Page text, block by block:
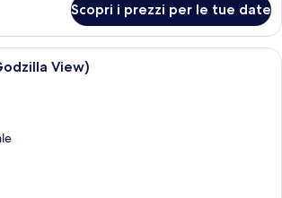
Scopri i prezzi per le tue date
Biancheria da letto di alta qualità,
View)